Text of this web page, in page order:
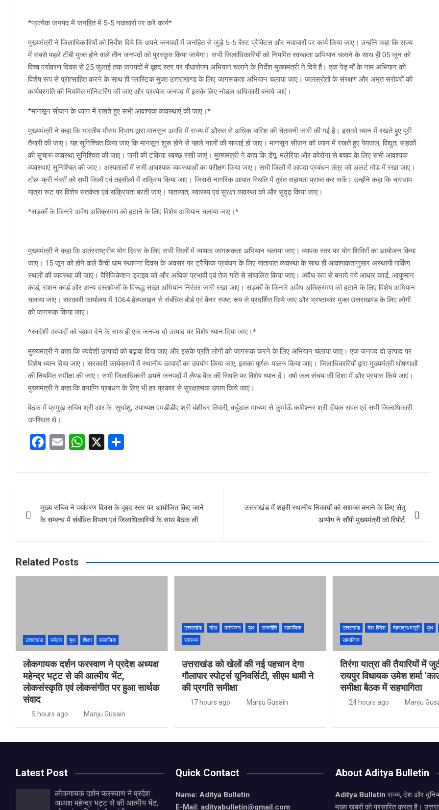
*प्रत्येक जनपद में जनहित में 5-5 नवाचारों पर करें कार्य*
मुख्यमंत्री ने जिलाधिकारियों को निर्देश दिये कि अपने जनपदों में जनहित से जुड़े 5-5 बैस्ट प्रैक्टिस और नवाचारों पर कार्य किया जाए। उन्होंने कहा कि राज्य
में सबसे पहले टीबी मुक्त होने वाले तीन जनपदों को पुरस्कृत किया जायेगा। सभी जिलाधिकारियों को नियमित स्वच्छता अभियान चलाने के साथ ही 05 जून को
विश्व पर्यावरण दिवस से 25 जुलाई तक जनपदों में बृहद स्तर पर पौधारोपण अभियान चलाने के निर्देश मुख्यमंत्री ने दिये हैं। एक पेड़ माँ के नाम अभियान को
विशेष रूप से प्रोत्साहित करने के साथ ही प्लास्टिक मुक्त उत्तराखण्ड के लिए जागरूकता अभियान चलाया जाए। जलस्रोतों के संरक्षण और अमृत सरोवरों की
कार्यप्रगति की नियमित मॉनिटरिंग की जाए और प्रत्येक जनपद में इसके लिए नोडल अधिकारी बनाये जाएं।
*मानसून सीजन के ध्यान में रखते हुए सभी आवश्यक व्यवस्थाएं की जाए।*
मुख्यमंत्री ने कहा कि भारतीय मौसम विभाग द्वारा मानसून अवधि में राज्य में औसत से अधिक बारिश की चेतावनी जारी की गई है। इसको ध्यान में रखते हुए पूरी
तैयारी की जाए। यह सुनिश्चित किया जाए कि मानसून शुरू होने से पहले नालों की सफाई हो जाए। मानसून सीजन को ध्यान में रखते हुए पेयजल, विद्युत, सड़कों
की सुचारू व्यवस्था सुनिश्चित की जाए। पानी की टंकिया स्वच्छ रखी जाएं। मुख्यमंत्री ने कहा कि डेंगू, मलेरिया और कोरोना से बचाव के लिए सभी आवश्यक
व्यवस्थाएं सुनिश्चित की जाए। अस्पतालों में सभी आवश्यक व्यवस्थाओं का परीक्षण किया जाए। सभी जिलों में आपदा प्रबंधन तंत्र को अलर्ट मोड में रखा जाए।
टोल-फ्री नंबरों को सभी जिलों एवं तहसीलों में सक्रिय किया जाए। जिससे नागरिक आपात स्थिति में तुरंत सहायता प्राप्त कर सकें। उन्होंने कहा कि चारधाम
यात्रा रूट पर विशेष सतर्कता एवं सक्रियता बरती जाए। यातायात, स्वास्थ्य एवं सुरक्षा व्यवस्था को और सुदृढ़ किया जाए।
*सड़कों के किनारे अवैध अतिक्रमण को हटाने के लिए विशेष अभियान चलाया जाए।*
मुख्यमंत्री ने कहा कि अतंरराष्ट्रीय योग दिवस के लिए सभी जिलों में व्यापक जागरूकता अभियान चलाया जाए। व्यापक स्तर पर योग शिविरों का आयोजन किया
जाए। 15 जून को होने वाले कैंची धाम स्थापना दिवस के अवसर पर ट्रैफिक प्रबंधन के लिए यातायात व्यवस्था के साथ ही आवश्यकतानुसार अस्थायी पार्किंग
स्थलों की व्यवस्था की जाए। वैरिफिकेशन ड्राइव को और अधिक प्रभावी एवं तेज गति से संचालित किया जाए। अवैध रूप से बनाये गये आधार कार्ड, आयुष्मान
कार्ड, राशन कार्ड और अन्य दस्तावेजों के विरूद्ध सख्त अभियान निरंतर जारी रखा जाए। सड़कों के किनारे अवैध अतिक्रमण को हटाने के लिए विशेष अभियान
चलाया जाए। सरकारी कार्यालय में 1064 हेल्पलाइन से संबंधित बोर्ड एवं बैनर स्पष्ट रूप से प्रदर्शित किये जाए और भ्रष्टाचार मुक्त उत्तराखण्ड के लिए लोगों
को जागरूक किया जाए।
*स्वदेशी उत्पादों को बढ़ावा देने के साथ ही एक जनपद दो उत्पाद पर विशेष ध्यान दिया जाए।*
मुख्यमंत्री ने कहा कि स्वदेशी उत्पादों को बढ़ावा दिया जाए और इसके प्रति लोगों को जागरूक करने के लिए अभियान चलाया जाए। एक जनपद दो उत्पाद पर
विशेष ध्यान दिया जाए। सरकारी कार्यक्रमों में स्थानीय उत्पादों का उपयोग किया जाए, इसका पूर्णतः पालन किया जाए। जिलाधिकारियों द्वारा मुख्यमंत्री घोषणाओं
की नियमित समीक्षा की जाए। सभी जिलाधिकारी अपने जनपदों में लैण्ड बैंक की स्थिति पर विशेष ध्यान दें। वर्षा जल संचय की दिशा में और प्रयास किये जाएं।
मुख्यमंत्री ने कहा कि वनाग्नि प्रबंधन के लिए भी हर प्रकार से सुरक्षात्मक उपाय किये जाएं।
बैठक में प्रमुख सचिव श्री आर.के. सुधांशु, उपाध्यक्ष एमडीडीए श्री बंशीधर तिवारी, वर्चुअल माध्यम से कुमांऊँ कमिश्नर श्री दीपक रावत एवं सभी जिलाधिकारी
उपस्थित थे।
F
ce
o
o
k
E
ail
W
at
A
p
p
X
ar
navigation
मुख्य सचिव ने पर्यावरण दिवस के वृहद स्तर पर आयोजित किए जाने
के सम्बन्ध में संबंधित विभाग एवं जिलाधिकारियों के साथ बैठक ली
उत्तराखंड में शहरी स्थानीय निकायों को सशक्त बनाने के लिए सेतु
आयोग ने सौंपी मुख्यमंत्री को रिपोर्ट
Related Posts
उत्तराखंड पर्यटन यूथ शिक्षा सामाजिक
लोकगायक दर्शन फरस्वाण ने प्रदेश अध्यक्ष
महेन्द्र भट्ट से की आत्मीय भेंट,
लोकसंस्कृति एवं लोकसंगीत पर हुआ सार्थक
संवाद
5 hours ago Manju Gusain
उत्तराखंड खेल मनोरंजन यूथ राजनीति
सामाजिक
स्वास्थ्य
उत्तराखंड को खेलों की नई पहचान देगा
गौलापार स्पोर्ट्स यूनिवर्सिटी, सीएम धामी ने
की प्रगति समीक्षा
17 hours ago Manju Gusain
उत्तराखंड देश-विदेश देहरादून/मसूरी यूथ
सामाजिक
तिरंगा यात्रा की तैयारियों में
रायपुर विधायक उमेश शर्मा
समीक्षा बैठक में सहभागिता
24 hours ago Manju
Latest Post
लोकगायक दर्शन फरस्वाण ने प्रदेश
अध्यक्ष महेन्द्र भट्ट से की आत्मीय भेंट,
Quick Contact
Name: Aditya Bulletin
E-Mail: adityabulletin@gmail.com
About Aditya Bulletin
Aditya Bulletinराज्य, देश और
मुख्य खबरों को प्रसारित करता है।